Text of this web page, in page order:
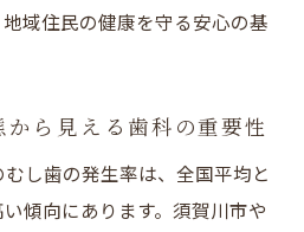
域住民の健康を守る安心の基
ら見える歯科の重要性
し歯の発生率は、全国平均と
傾向にあります。須賀川市や